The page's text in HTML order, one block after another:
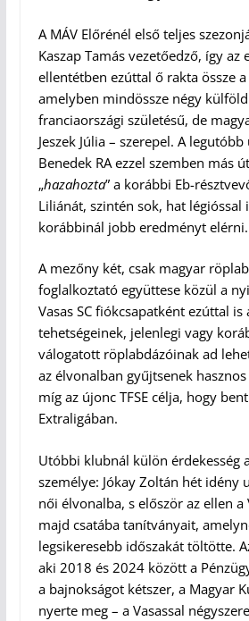
A MÁV Előrénél első teljes
Kaszap Tamás vezetőedző, így az
ellentétben ezúttal ő rakta össze
amelyben mindössze négy
franciaországi születésű, de
Jeszek Júlia – szerepel. A
Benedek RA ezzel szemben más
„hazahozta” a korábbi Eb-
Liliánát, szintén sok, hat légióssal
korábbinál jobb eredményt elérni.
A mezőny két, csak magyar
foglalkoztató együttese közül a
Vasas SC fiókcsapatként ezúttal
tehetségeinek, jelenlegi vagy
válogatott röplabdázóinak ad
az élvonalban gyűjtsenek
míg az újonc TFSE célja, hogy
Extraligában.
Utóbbi klubnál külön érdekesség
személye: Jókay Zoltán hét idény
női élvonalba, s először az ellen a
majd csatába tanítványait,
legsikeresebb időszakát töltötte.
aki 2018 és 2024 között a
a bajnokságot kétszer, a Magyar
nyerte meg – a Vasassal